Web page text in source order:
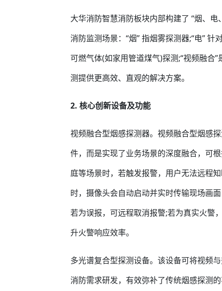
大华消防智慧消防板块内部构建了 “烟、
消防监测场景：“烟” 指烟雾探测器;“电” 针
可燃气体(如家用管道煤气)探测;“视频融合
测提供更高效、直观的解决方案。
2. 核心创新设备及功能
视频融合型烟感探测器。视频融合型烟感
件，而是实现了业务场景的深度融合，可
庭等场景时，若触发报警，用户无法远程
时，摄像头会自动启动并实时传输现场画
若为误报，可远程取消报警;若为真实火警
升火警响应效率。
多光谱复合型探测设备。该设备可将视频
消防需求研发，有效弥补了传统烟感探测